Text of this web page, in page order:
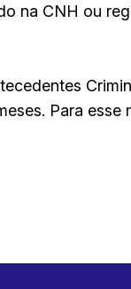
na CNH ou
Para esse